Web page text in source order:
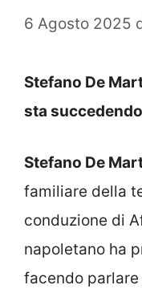
6 Agosto 2025
Stefano De
sta
Stefano De
familiare della
conduzione di
napoletano ha
facendo